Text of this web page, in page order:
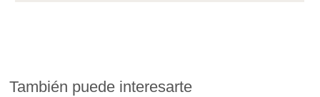
También puede interesarte